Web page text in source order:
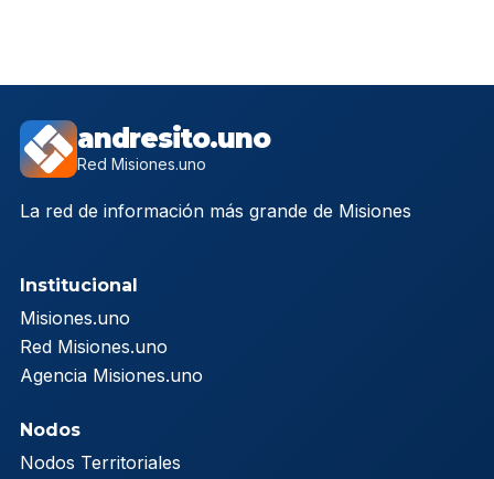
andresito.uno
Red Misiones.uno
La red de información más grande de Misiones
Institucional
Misiones.uno
Red Misiones.uno
Agencia Misiones.uno
Nodos
Nodos Territoriales